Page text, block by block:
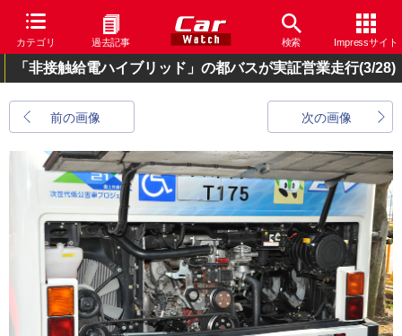
カテゴリ 過去記事 検索 Impressサイト
「非接触給電ハイブリッド」の都バスが実証営業走行(3/28)
前の画像 次の画像